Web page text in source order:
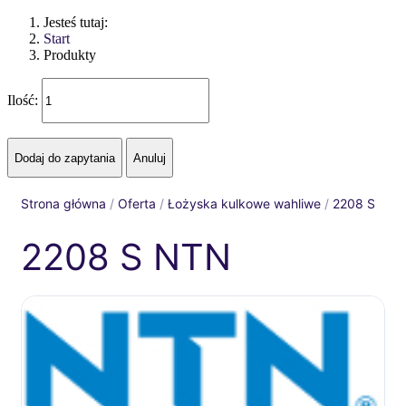
Jesteś tutaj:
Start
Produkty
Ilość:
Strona główna / Oferta / Łożyska kulkowe wahliwe / 2208 S
2208 S NTN